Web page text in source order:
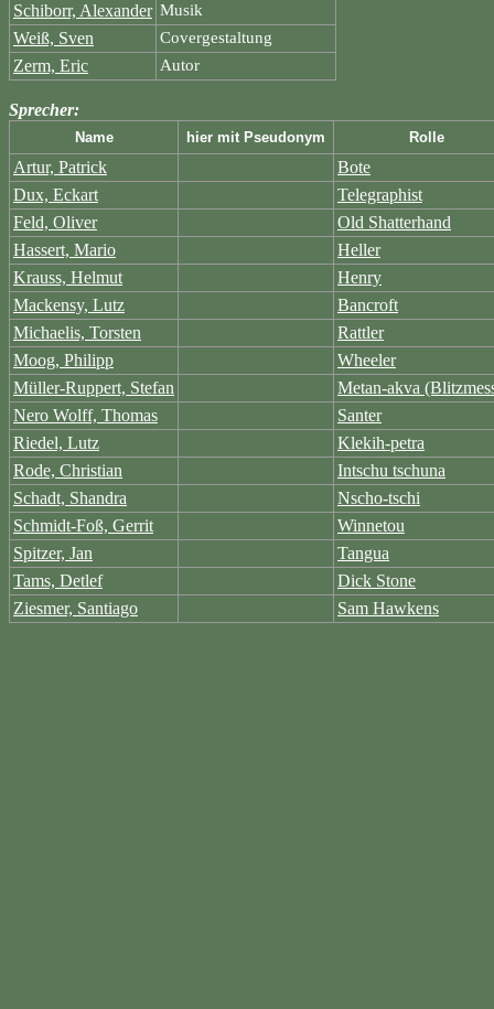
Schiborr, Alexander Musik
Weiß, Sven Covergestaltung
Zerm, Eric Autor
Sprecher:
Name hier mit Pseudonym Rolle
Artur, Patrick
Bote
Dux, Eckart
Telegraphist
Feld, Oliver
Old Shatterhand
Hassert, Mario
Heller
Krauss, Helmut
Henry
Mackensy, Lutz
Bancroft
Michaelis, Torsten
Rattler
Moog, Philipp
Wheeler
Müller-Ruppert, Stefan
Metan-akva
Nero Wolff, Thomas
Santer
Riedel, Lutz
Klekih-petra
Rode, Christian
Intschu tschuna
Schadt, Shandra
Nscho-tschi
Schmidt-Foß, Gerrit
Winnetou
Spitzer, Jan
Tangua
Tams, Detlef
Dick Stone
Ziesmer, Santiago
Sam Hawkens